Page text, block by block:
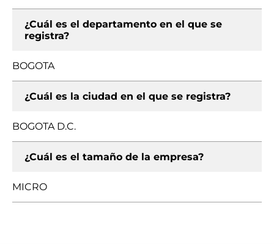
¿Cuál es el departamento en el que se
registra?
BOGOTA
¿Cuál es la ciudad en el que se registra?
BOGOTA D.C.
¿Cuál es el tamaño de la empresa?
MICRO